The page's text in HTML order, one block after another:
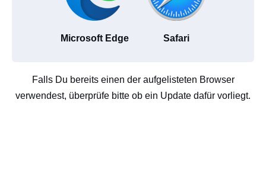
Microsoft Edge Safari
Falls Du bereits einen der aufgelisteten Browser
verwendest, überprüfe bitte ob ein Update dafür vorliegt.